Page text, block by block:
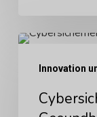
Cybersicherheit
Gewährleistung
Innovation